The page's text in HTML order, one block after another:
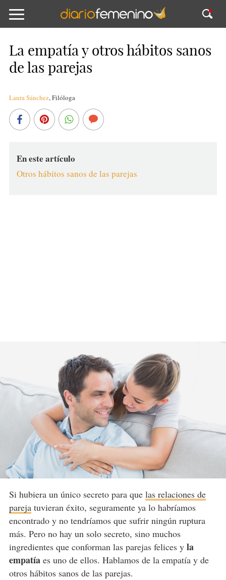
La empatía y otros hábitos sanos
de las parejas
Laura Sánchez,Filóloga
En este artículo
Otros hábitos sanos de las parejas
Si hubiera un único secreto para que las relaciones de
parejatuvieran éxito, seguramente ya lo habríamos
encontrado y no tendríamos que sufrir ningún ruptura
más. Pero no hay un solo secreto, sino muchos
ingredientes que conforman las parejas felices y la
empatíaes uno de ellos. Hablamos de la empatía y de
otros hábitos sanos de las parejas.